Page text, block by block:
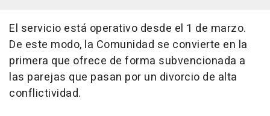
El servicio está operativo desde el 1 de marzo.
De este modo, la Comunidad se convierte en la
primera que ofrece de forma subvencionada a
las parejas que pasan por un divorcio de alta
conflictividad.